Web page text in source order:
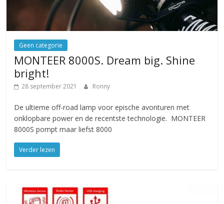
Geen categorie
MONTEER 8000S. Dream big. Shine
bright!
28 september 2021 Ronny
De ultieme off-road lamp voor epische avonturen met
onklopbare power en de recentste technologie. MONTEER
8000S pompt maar liefst 8000
Verder lezen